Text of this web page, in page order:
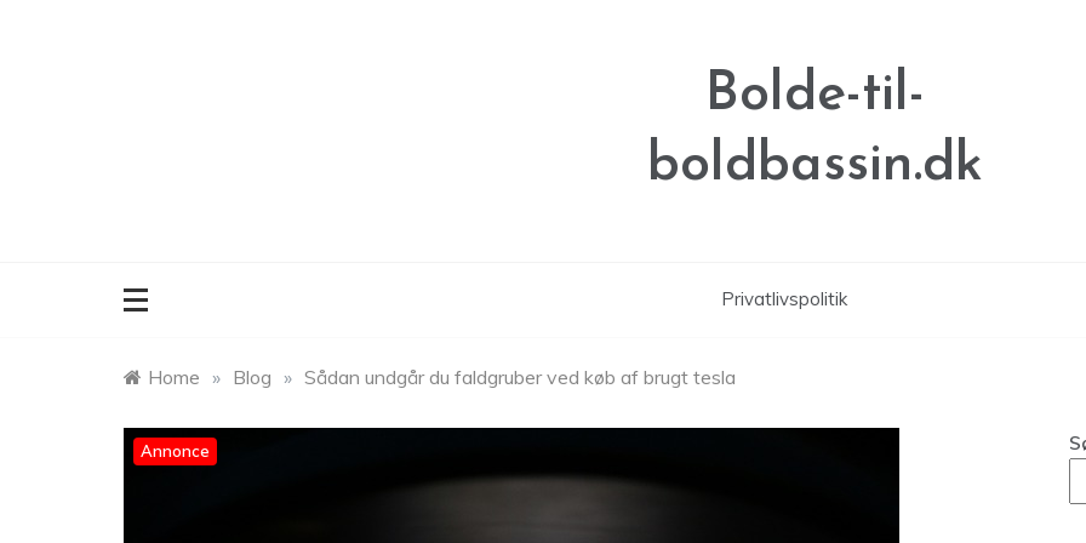
Bolde-til-
boldbassin.dk
Privatlivspolitik
Home » Blog » Sådan undgår du faldgruber ved køb af brugt tesla
Annonce